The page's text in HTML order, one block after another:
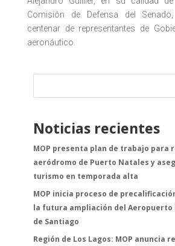
Comisión de Defensa del
centenar de representantes de
aeronáutico.
Noticias recientes
MOP presenta plan de trabajo para
aeródromo de Puerto Natales y
turismo en temporada alta
MOP inicia proceso de
la futura ampliación del
de Santiago
Región de Los Lagos: MOP anuncia